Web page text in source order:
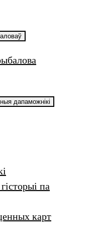
дапаможнікі
па
карт